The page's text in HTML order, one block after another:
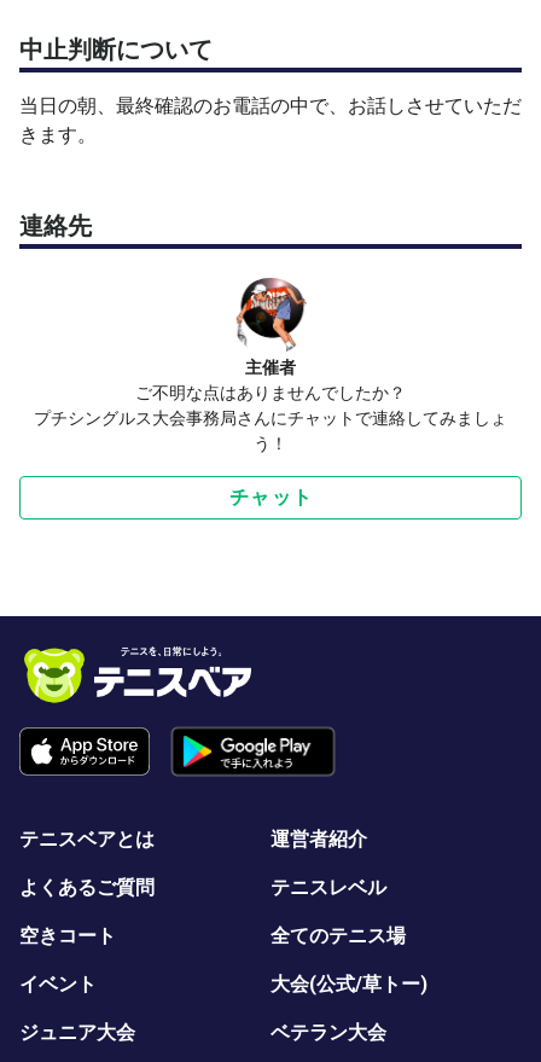
⇒テニスと言うのはそういうスポーツだから仕方ないので
すが、私は過去に別のスポーツをやっており、開始時間が
決まっていたため余裕を持ってコンビニに行けたり、開始
時間から逆算して食事をしたり、充分なアップをしたりと
貴重な時間を有効に使うことができました。
と言う具合に、たくさんの不満を感じておりました。
ようにこだわって作りました！
（だって、働いている人や学校に行ってる人にとっては、
休日は、仕事や勉強を頑張った分のご褒美のようなもので
すから。）
当日は、参加された皆さんに、なるべく平等に楽しみなが
ら試合の経験を積んでいただけるように変則的なルールで
つのリーグ戦のあと、各リーグの順位別でのトーナメント
を行う予定です。
試合は、予選は１５分マッチ、順位別トーナメントは２０
分マッチを予定しています。
もし、レベルの違う人と予選で当たって負けたとしても、
決勝ではよりレベルの近い人と戦うようにドローを組んで
(５試合保証ですから、途中で帰る必要もありません！)
さらに、時間制ということで試合開始時間がすべて決まっ
ておりますので、余裕を持ってコンビニに行ったり、食事
中止判断について
当日の朝、最終確認のお電話の中で、お話しさせていただ
きます。
連絡先
主催者
ご不明な点はありませんでしたか？
プチシングルス大会事務局さんにチャットで連絡してみましょ
う！
チャット
テニスベアとは 運営者紹介
よくあるご質問 テニスレベル
空きコート 全てのテニス場
イベント 大会(公式/草トー)
ジュニア大会 ベテラン大会